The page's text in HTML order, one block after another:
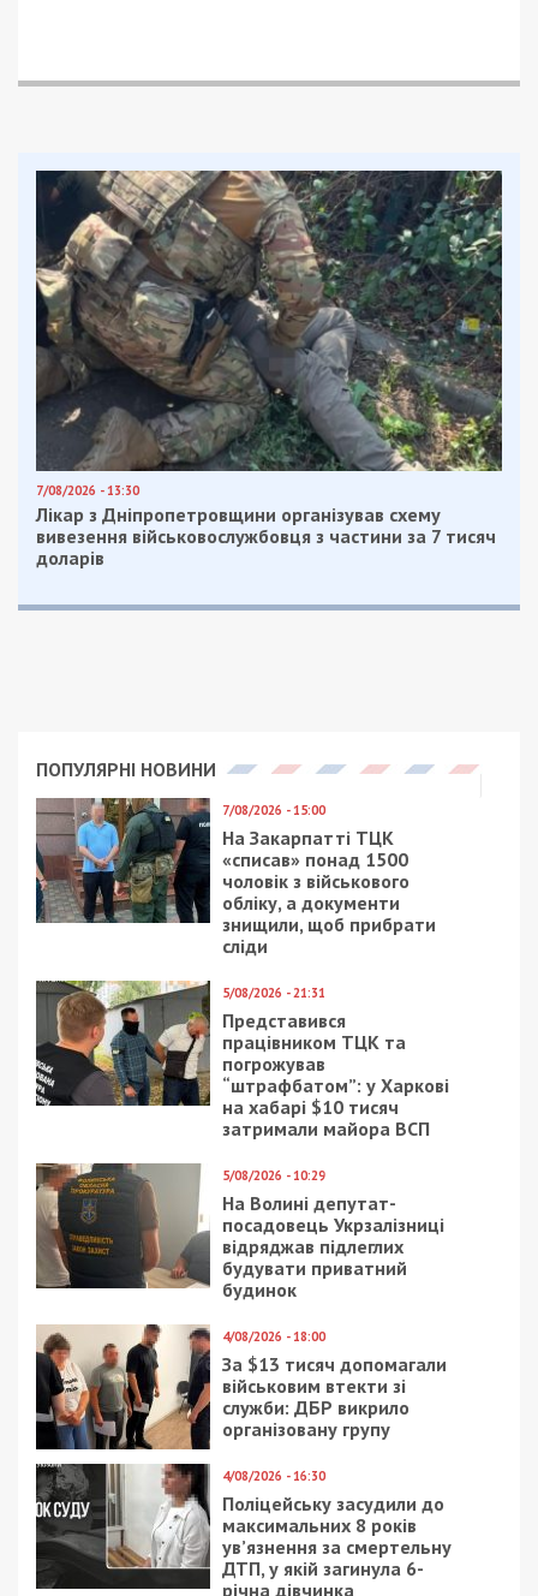
партій обсягом понад 50 таблеток за раз. За
законодавством, такий обсяг у 20 разів
перевищує гранично допустиму норму відпуску
подібних препаратів і кваліфікується як великий
розмір. Вартість однієї такої партії становила
від 7,5 тисяч гривень.
Дії директора та фармацевта кваліфіковано за ч.
(незаконне придбання, зберігання та збут
прекурсорів, вчинені за попередньою змовою
групою осіб).
На цей час вирішується питання щодо обрання
фігурантам запобіжних заходів. Досудове
розслідування проводять слідчі Дніпровського
районного управління поліції за оперативного
супроводу Департаменту внутрішньої безпеки
Нацполіції.
Нагадаємо, раніше ми повідомляли про те, що
у Харкові викрили мережу аптек, що продавала
нарковмісні препарати без рецептів на 1 млн грн
щомісяця.
Facebook
Telegram
Twitter
WhatsApp
ViberEmail
Категории: Суспільство| Метки:
наркотики,розслідування
Рекламні блоки дають нам змогу
залишатися незалежними ЗМІ, а вам -
отримувати найсвіжіші новини під ними.